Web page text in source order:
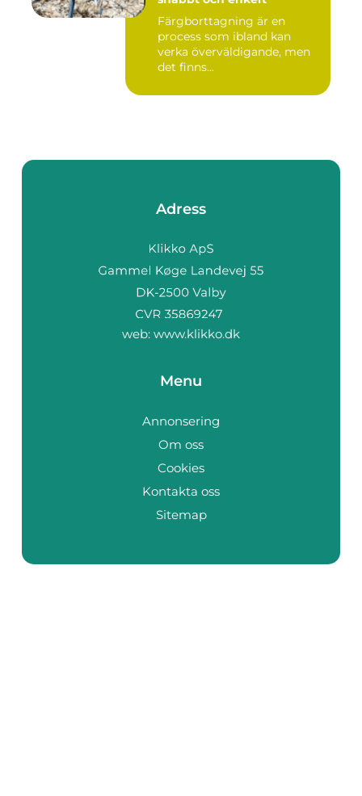
Färgborttagning är en
process som ibland kan
verka överväldigande, men
det finns...
Adress
web: www.klikko.dk
Menu
Annonsering
Om oss
Cookies
Kontakta oss
Sitemap